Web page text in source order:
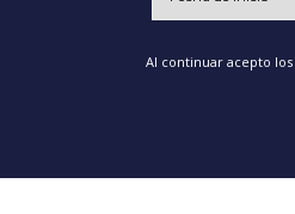
Al continuar acepto los